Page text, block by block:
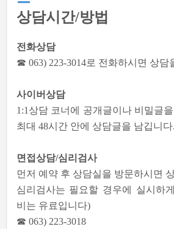
상담시간/방법
전화상담
☎ 063) 223-3014로 전화하시면 상담
사이버상담
1:1상담 코너에 공개글이나 비밀글
최대 48시간 안에 상담글을 남깁니다.
면접상담/심리검사
먼저 예약 후 상담실을 방문하시면
심리검사는 필요할 경우에 실시하
비는 유료입니다)
☎ 063) 223-3018